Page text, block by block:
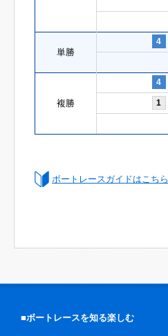
単勝
4
複勝
4
1
ボートレースガイドはこちら
■ボートレースを知る楽しむ